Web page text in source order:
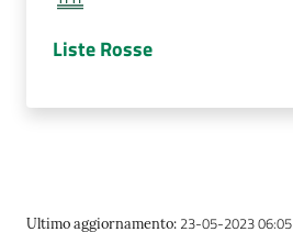
Liste Rosse
Ultimo aggiornamento: 23-05-2023 06:05